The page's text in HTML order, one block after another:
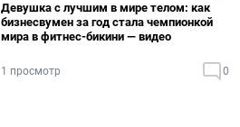
Девушка с лучшим в мире телом: как
бизнесвумен за год стала чемпионкой
мира в фитнес-бикини — видео
1 просмотр 0